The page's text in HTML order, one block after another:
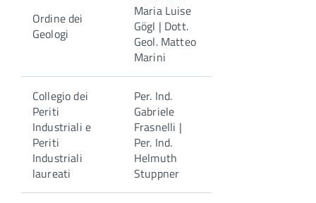
Ordine dei
Geologi
Maria Luise
Gögl | Dott.
Geol. Matteo
Marini
Collegio dei
Periti
Industriali e
Periti
Industriali
laureati
Per. Ind.
Gabriele
Frasnelli |
Per. Ind.
Helmuth
Stuppner